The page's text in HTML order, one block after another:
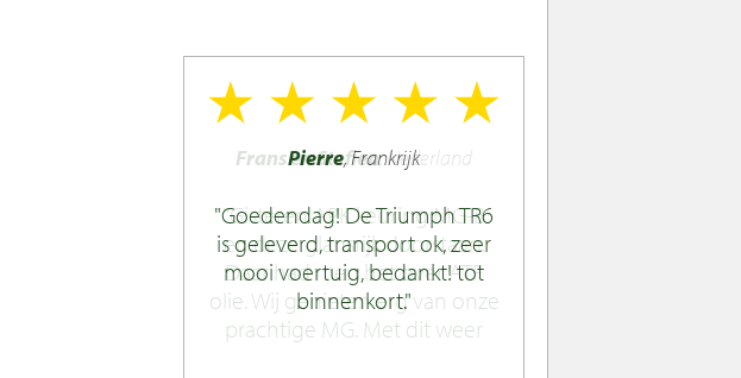
Pierre, Frankrijk
Goedendag! De Triumph TR6
is geleverd, transport ok, zeer
mooi voertuig, bedankt! tot
binnenkort.